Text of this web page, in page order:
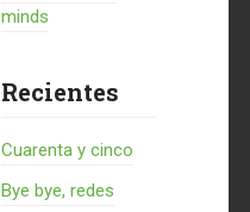
minds
Recientes
Cuarenta y cinco
Bye bye, redes